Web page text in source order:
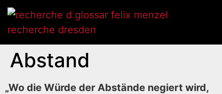
Abstand
„Wo die Würde der Abstände negiert wird,